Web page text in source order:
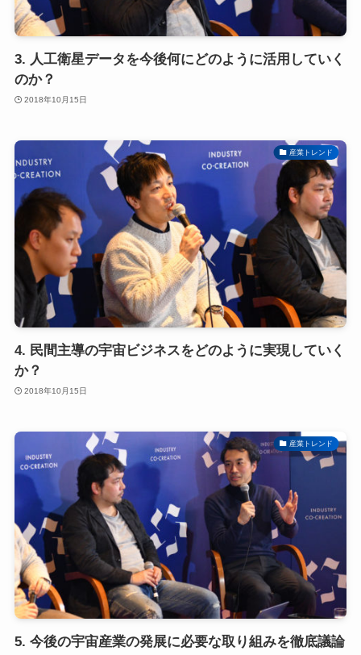
3. 人工衛星データを今後何にどのように活用していく
のか？
2018年10月15日
産業トレンド
4. 民間主導の宇宙ビジネスをどのように実現していく
か？
2018年10月15日
産業トレンド
5. 今後の宇宙産業の発展に必要な取り組みを徹底議論